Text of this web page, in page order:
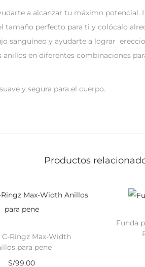
a alcanzar tu máximo potencial.
tamaño perfecto para ti y colócalo
sanguíneo y ayudarte a lograr
anillos en diferentes combinaciones
y segura para el cuerpo.
Productos
C-Ringz Max-Width
para pene
S/99.00
Funda